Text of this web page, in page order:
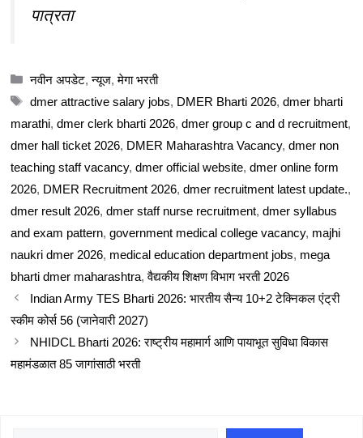
पात्रता
Categories
नवीन अपडेट,न्यूज,मेगा भरती
Tags
dmer attractive salary jobs, DMER Bharti 2026, dmer bharti
marathi, dmer clerk bharti 2026, dmer group c and d recruitment,
dmer hall ticket 2026, DMER Maharashtra Vacancy, dmer non
teaching staff vacancy, dmer official website, dmer online form
2026, DMER Recruitment 2026, dmer recruitment latest update.,
dmer result 2026, dmer staff nurse recruitment, dmer syllabus
and exam pattern, government medical college vacancy, majhi
naukri dmer 2026, medical education department jobs, mega
bharti dmer maharashtra,वैद्यकीय शिक्षण विभाग भरती 2026
Indian Army TES Bharti 2026: भारतीय सैन्य 10+2 टेक्निकल एंट्री
स्कीम कोर्स 56 (जानेवारी 2027)
NHIDCL Bharti 2026: राष्ट्रीय महामार्ग आणि पायाभूत सुविधा विकास
महामंडळात 85 जागांसाठी भरती